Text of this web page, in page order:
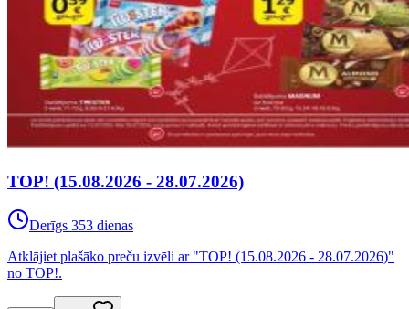
TOP! (15.08.2026 - 28.07.2026)
Derīgs 353 dienas
Atklājiet plašāko preču izvēli ar "TOP! (15.08.2026 - 28.07.2026)"
no TOP!.